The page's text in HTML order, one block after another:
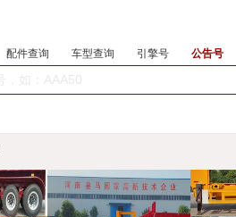
配件查询 车型查询 引擎号 公告号